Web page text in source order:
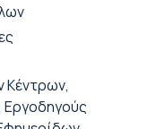
Κέντρων,